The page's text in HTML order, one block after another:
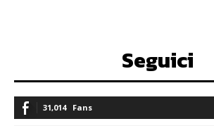
Seguici
31,014 Fans